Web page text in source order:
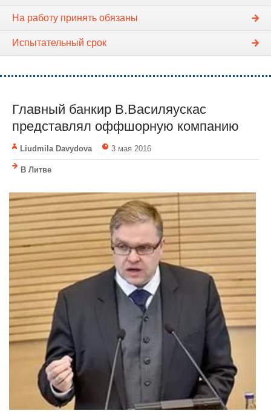
На работу принять обязаны
Испытательный срок
Главный банкир В.Василяускас
представлял оффшорную компанию
Liudmila Davydova 3 мая 2016
В Литве